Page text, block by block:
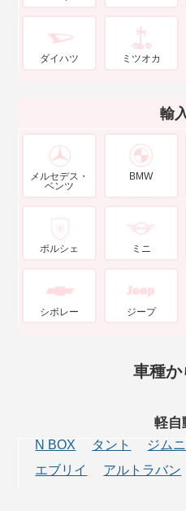
ダイハツ ミツオカ
輸
メルセデス・
ベンツ
BMW
ポルシェ ミニ
シボレー ジープ
車種か
軽自
N BOX タント ジム
エブリイ
アルトラバン